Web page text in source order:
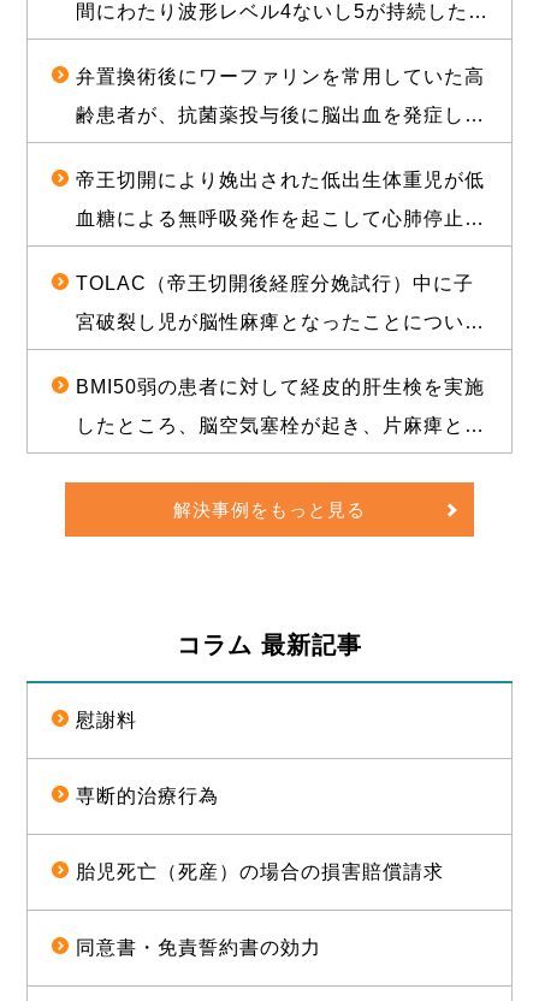
間にわたり波形レベル4ないし5が持続した後
について、1億2000万円（産科医療補償制度
補償金既払金を含む）で訴訟上の和解が成立
した事例
弁置換術後にワーファリンを常用していた高
齢患者が、抗菌薬投与後に脳出血を発症し常
成立し、役務提供分を含め約1億2000万円相
当の経済的利益を確保した事例
帝王切開により娩出された低出生体重児が低
血糖による無呼吸発作を起こして心肺停止に
3500万円の和解が成立した事例
TOLAC（帝王切開後経腟分娩試行）中に子
宮破裂し児が脳性麻痺となったことについ
ら、賠償金と給付金を合わせて約1億5000万
円相当の経済的利益を確保した事例
BMI50弱の患者に対して経皮的肝生検を実施
したところ、脳空気塞栓が起き、片麻痺とな
損害金や訴訟費用を合わせて約1億5000万円
の経済的利益を確保した事例
解決事例をもっと見る
コラム 最新記事
慰謝料
専断的治療行為
胎児死亡（死産）の場合の損害賠償請求
同意書・免責誓約書の効力